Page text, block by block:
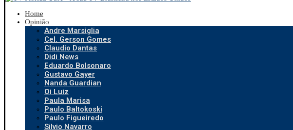
Home
Opinião
Andre Marsiglia
Cel. Gerson Gomes
Claudio Dantas
Didi News
Eduardo Bolsonaro
Gustavo Gayer
Nanda Guardian
Oi Luiz
Paula Marisa
Paulo Baltokoski
Paulo Figueiredo
Silvio Navarro